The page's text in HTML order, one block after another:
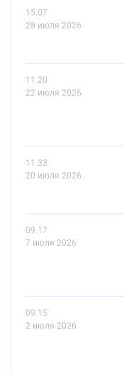
15.07
28 июля 2026
11.20
22 июля 2026
11.33
20 июля 2026
09.17
7 июля 2026
09.15
2 июля 2026